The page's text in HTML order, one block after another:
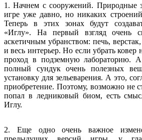
1. Начнем с сооружений. Природные
игре уже давно, но никаких
Теперь в этих зонах будут
«Иглу». На первый взгляд очень
аскетичным убранством: печь,
и весь интерьер. Но если убрать
проход в подземную лабораторию.
полный сундук очень полезных
установку для зельеварения. А это,
приобретение. Поэтому, возможно не
попал в ледниковый биом, есть
Иглу.
2. Еще одно очень важное